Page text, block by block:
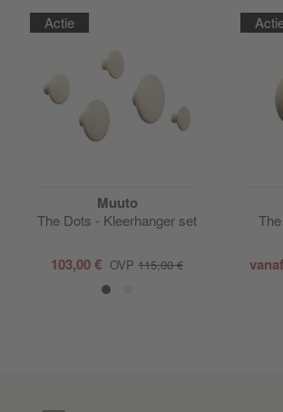
Actie
Muuto
The Dots - Kleerhanger set
103,00 € OVP 115,00 € vanaf